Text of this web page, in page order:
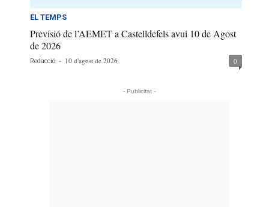
EL TEMPS
Previsió de l’AEMET a Castelldefels avui 10 de Agost
de 2026
Redacció - 10 d'agost de 2026 0
- Publicitat -